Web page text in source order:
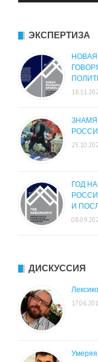
ЭКСПЕРТИЗА
ЗНАМЯ
ГОД
И
ДИСКУССИЯ
Умеряя